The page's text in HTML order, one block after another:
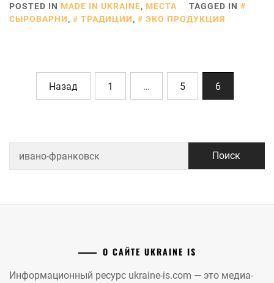
POSTED IN MADE IN UKRAINE, МЕСТА
TAGGED IN
СЫРОВАРНИ, ТРАДИЦИИ, ЭКО ПРОДУКЦИЯ
Пагинация
записей
Назад 1 … 5 6
О САЙТЕ UKRAINE IS
Информационный ресурс ukraine-is.com — это медиа-